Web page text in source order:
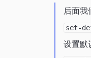
后面我
set-
设置默